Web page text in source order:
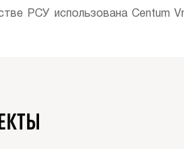
РСУ использована Centum